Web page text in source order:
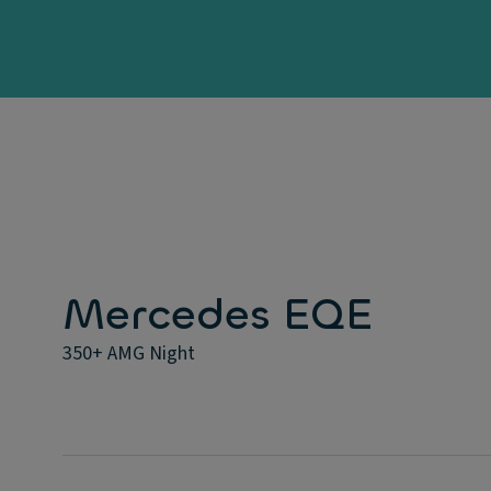
Mercedes EQE
350+ AMG Night